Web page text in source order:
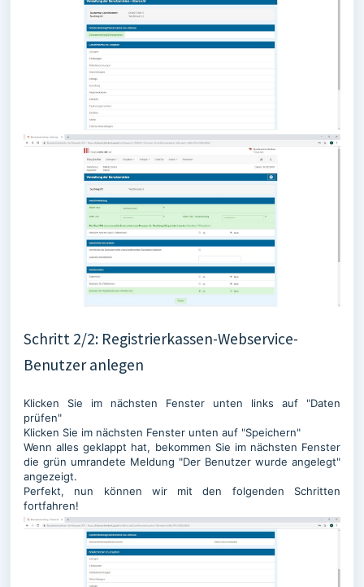
Schritt 2/2: Registrierkassen-Webservice-
Benutzer anlegen
Klicken Sie im nächsten Fenster unten links auf "Daten
prüfen"
Klicken Sie im nächsten Fenster unten auf "Speichern"
Wenn alles geklappt hat, bekommen Sie im nächsten Fenster
die grün umrandete Meldung "Der Benutzer wurde angelegt"
angezeigt.
Perfekt, nun können wir mit den folgenden Schritten
fortfahren!